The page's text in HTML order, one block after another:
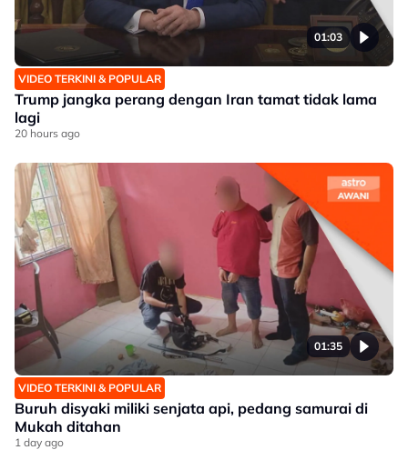
01:03
VIDEO TERKINI & POPULAR
Trump jangka perang dengan Iran tamat tidak lama
lagi
20 hours ago
01:35
VIDEO TERKINI & POPULAR
Buruh disyaki miliki senjata api, pedang samurai di
Mukah ditahan
1 day ago